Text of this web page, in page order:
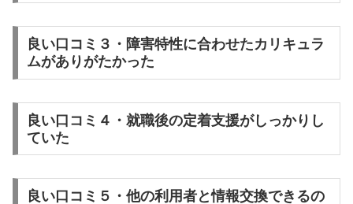
良い口コミ３・障害特性に合わせたカリキュラ
ムがありがたかった
良い口コミ４・就職後の定着支援がしっかりし
ていた
良い口コミ５・他の利用者と情報交換できるの